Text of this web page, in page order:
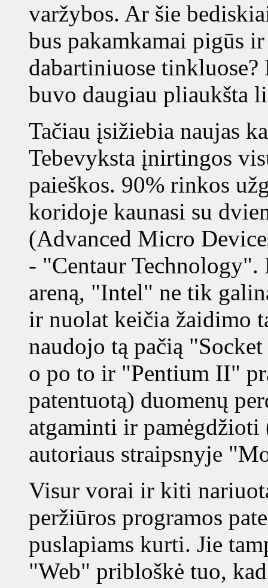
varžybos. Ar šie
bus pakamkamai pigūs
dabartiniuose
buvo daugiau pliaukšta
Tačiau įsižiebia naujas
Tebevyksta įnirtingos
paieškos. 90% rinkos
koridoje kaunasi su
(Advanced Micro
- "Centaur
areną, "Intel" ne tik
ir nuolat keičia žaidimo
naudojo tą pačią
o po to ir "Pentium II"
patentuotą) duomenų
atgaminti ir pamėgdžioti
autoriaus straipsnyje
Visur vorai ir kiti
peržiūros programos
puslapiams kurti. Jie
"Web" pribloškė tuo,